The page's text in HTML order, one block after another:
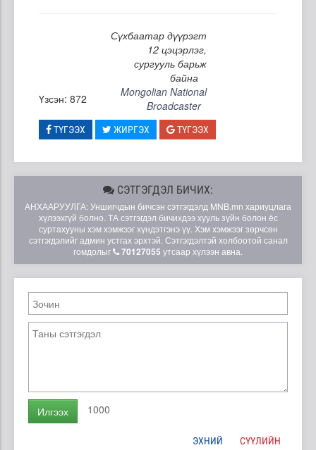
Сүхбаатар дүүрэгт
12 цэцэрлэг,
сургууль барьж
байна
Үзсэн: 872
Mongolian National
Broadcaster
ТҮГЭЭХ ЖИРГЭХ ТҮГЭЭХ
СЭТГЭГДЭЛ БИЧИХ:
АНХААРУУЛГА: Уншигчдын бичсэн сэтгэгдэлд MNB.mn хариуцлага
хүлээхгүй болно. ТА сэтгэгдэл бичихдээ хууль зүйн болон ёс
суртахууны хэм хэмжээг хүндэтгэнэ үү. Хэм хэмжээг зөрчсөн
сэтгэгдэлийг админ устгах эрхтэй. Сэтгэгдэлтэй холбоотой санал
гомдолыг
70127055 утсаар хүлээн авна.
Илгээх 1000
ЭХНИЙ СҮҮЛИЙН